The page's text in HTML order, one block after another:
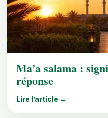
Ma’a salama :
réponse
Lire l’article →